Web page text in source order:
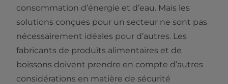
consommation d’énergie et d’eau. Mais les
solutions conçues pour un secteur ne sont pas
nécessairement idéales pour d’autres. Les
fabricants de produits alimentaires et de
boissons doivent prendre en compte d’autres
considérations en matière de sécurité